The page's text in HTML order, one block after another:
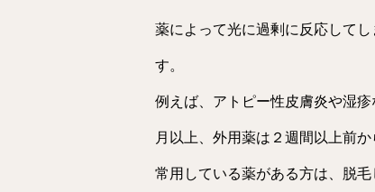
薬によって光に過剰に反応して
す。
例えば、アトピー性皮膚炎や湿
月以上、外用薬は２週間以上前
常用している薬がある方は、脱